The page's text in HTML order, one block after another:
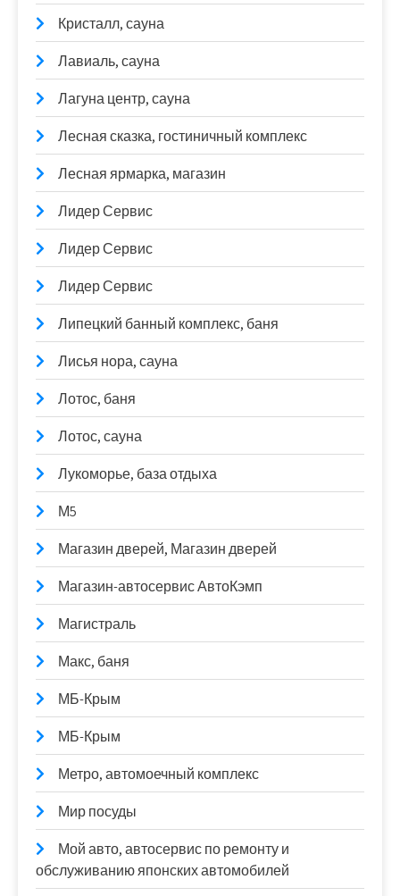
Кристалл, сауна
Лавиаль, сауна
Лагуна центр, сауна
Лесная сказка, гостиничный комплекс
Лесная ярмарка, магазин
Лидер Сервис
Лидер Сервис
Лидер Сервис
Липецкий банный комплекс, баня
Лисья нора, сауна
Лотос, баня
Лотос, сауна
Лукоморье, база отдыха
М5
Магазин дверей, Магазин дверей
Магазин-автосервис АвтоКэмп
Магистраль
Макс, баня
МБ-Крым
МБ-Крым
Метро, автомоечный комплекс
Мир посуды
Мой авто, автосервис по ремонту и
обслуживанию японских автомобилей